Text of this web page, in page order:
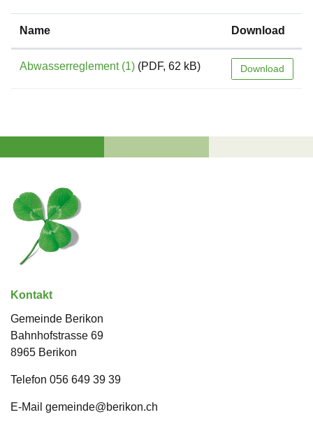
Name Download
Abwasserreglement (1) (PDF, 62 kB) Download
Kontakt
Gemeinde Berikon
Bahnhofstrasse 69
8965 Berikon
Telefon 056 649 39 39
E-Mail gemeinde@berikon.ch